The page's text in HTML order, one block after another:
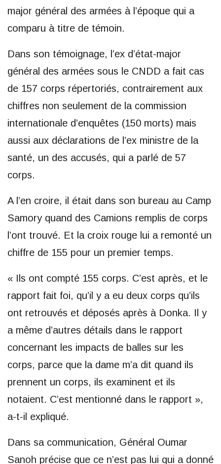
major général des armées à l’époque qui a
comparu à titre de témoin.
Dans son témoignage, l’ex d’état-major
général des armées sous le CNDD a fait cas
de 157 corps répertoriés, contrairement aux
chiffres non seulement de la commission
internationale d’enquêtes (150 morts) mais
aussi aux déclarations de l’ex ministre de la
santé, un des accusés, qui a parlé de 57
corps.
A l’en croire, il était dans son bureau au Camp
Samory quand des Camions remplis de corps
l’ont trouvé. Et la croix rouge lui a remonté un
chiffre de 155 pour un premier temps.
« Ils ont compté 155 corps. C’est après, et le
rapport fait foi, qu’il y a eu deux corps qu’ils
ont retrouvés et déposés après à Donka. Il y
a même d’autres détails dans le rapport
concernant les impacts de balles sur les
corps, parce que la dame m’a dit quand ils
prennent un corps, ils examinent et ils
notaient. C’est mentionné dans le rapport »,
a-t-il expliqué.
Dans sa communication, Général Oumar
Sanoh précise que ce n’est pas lui qui a donné